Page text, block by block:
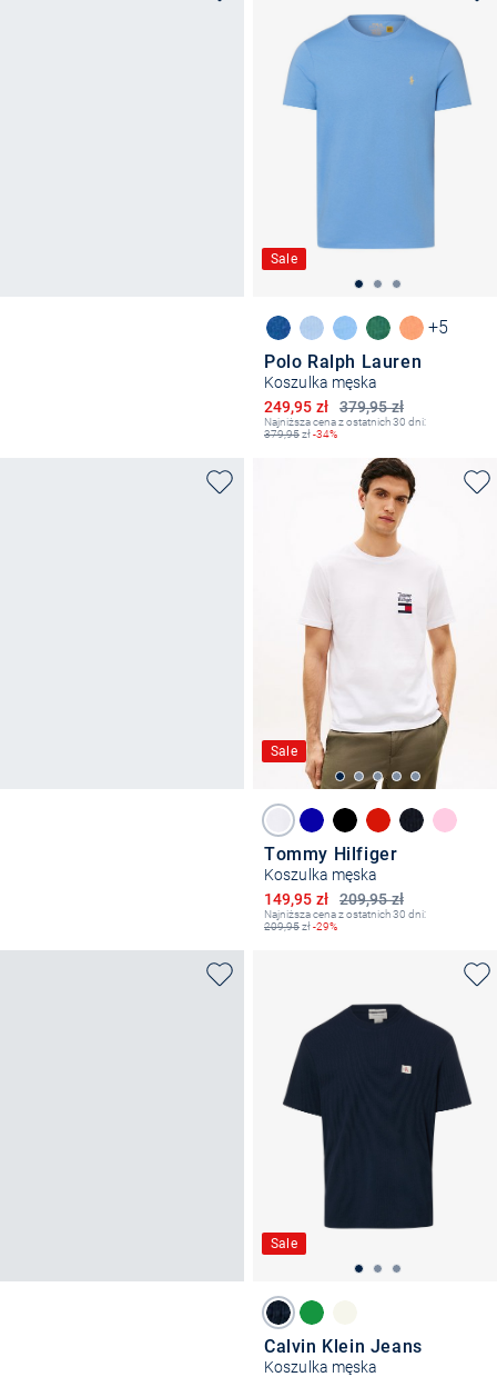
Sale
+5
Polo Ralph Lauren
Koszulka męska
379,95 zł
Obniżona cena
249,95 zł
Najniższa cena z ostatnich 30 dni:
379,95zł-34%
Sale
Tommy Hilfiger
Koszulka męska
209,95 zł
Obniżona cena
149,95 zł
Najniższa cena z ostatnich 30 dni:
209,95zł-29%
Sale
Calvin Klein Jeans
Koszulka męska